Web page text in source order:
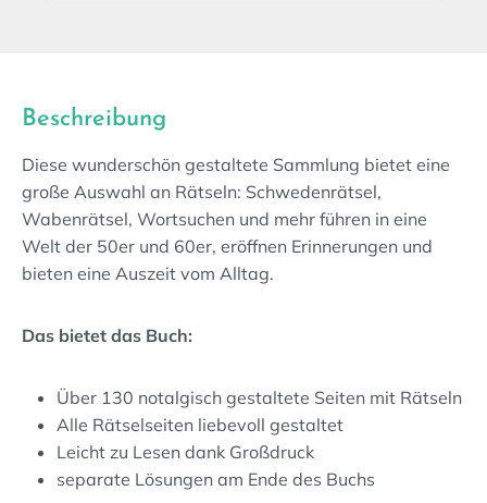
Beschreibung
Diese wunderschön gestaltete Sammlung bietet eine
große Auswahl an Rätseln: Schwedenrätsel,
Wabenrätsel, Wortsuchen und mehr führen in eine
Welt der 50er und 60er, eröffnen Erinnerungen und
bieten eine Auszeit vom Alltag.
Das bietet das Buch:
Über 130 notalgisch gestaltete Seiten mit Rätseln
Alle Rätselseiten liebevoll gestaltet
Leicht zu Lesen dank Großdruck
separate Lösungen am Ende des Buchs